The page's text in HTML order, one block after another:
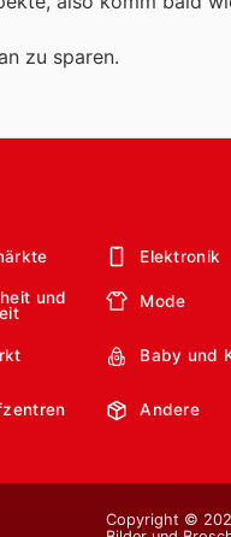
zu sparen.
Elektronik
und
Mode
Baby und
Andere
Copyright ©